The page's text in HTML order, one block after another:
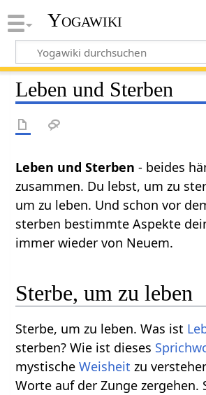
Yogawiki
Leben und Sterben
Leben und Sterben - beides
zusammen. Du lebst, um zu
um zu leben. Und schon vor
sterben bestimmte Aspekte
immer wieder von Neuem.
Sterbe, um zu leben
Sterbe, um zu leben. Was ist
sterben? Wie ist dieses
mystischeWeisheit zu
Worte auf der Zunge zergehen.